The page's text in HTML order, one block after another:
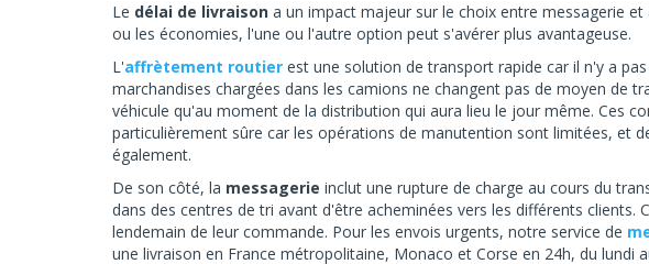
Le délai de livraison a un impact majeur sur le choix entre messagerie
ou les économies, l'une ou l'autre option peut s'avérer plus avantageuse.
L'affrètement routier est une solution de transport rapide car il n'y a
marchandises chargées dans les camions ne changent pas de moyen de
véhicule qu'au moment de la distribution qui aura lieu le jour même. Ces
particulièrement sûre car les opérations de manutention sont limitées, et
également.
De son côté, la messagerie inclut une rupture de charge au cours du
dans des centres de tri avant d'être acheminées vers les différents clients.
lendemain de leur commande. Pour les envois urgents, notre service de
une livraison en France métropolitaine, Monaco et Corse en 24h, du lundi